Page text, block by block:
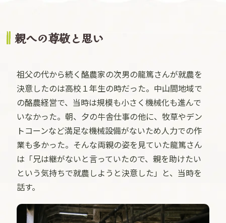
親への尊敬と思い
祖父の代から続く酪農家の次男の龍篤さんが就農を
決意したのは高校１年生の時だった。中山間地域で
の酪農経営で、当時は規模も小さく機械化も進んで
いなかった。朝、夕の牛舎仕事の他に、牧草やデン
トコーンなど満足な機械設備がないため人力での作
業も多かった。そんな両親の姿を見ていた龍篤さん
は「兄は継がないと言っていたので、親を助けたい
という気持ちで就農しようと決意した」と、当時を
話す。